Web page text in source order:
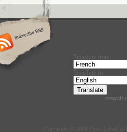
Translate from:
Translate to:
Powered by